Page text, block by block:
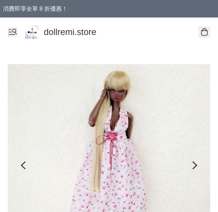
消費即享全單 8 折優惠！
購物滿 HKD 1500.00即享免運費優惠！（適用於 本地送貨、本地取貨、國際送貨 )
dollremi.store